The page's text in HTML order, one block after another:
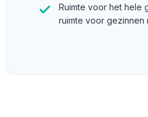
Ruimte voor het hele
ruimte voor gezinnen